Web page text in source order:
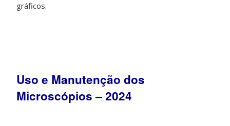
gráficos.
Uso e Manutenção dos
Microscópios – 2024